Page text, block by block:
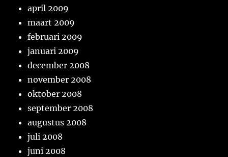
april 2009
maart 2009
februari 2009
januari 2009
december 2008
november 2008
oktober 2008
september 2008
augustus 2008
juli 2008
juni 2008